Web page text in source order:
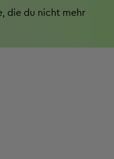
die du nicht mehr